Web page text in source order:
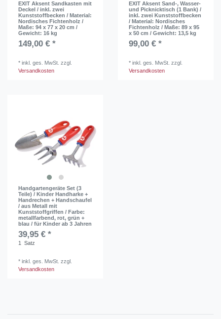
EXIT Aksent Sandkasten mit
Deckel / inkl. zwei
Kunststoffbecken / Material:
Nordisches Fichtenholz /
Maße: 94 x 77 x 20 cm /
Gewicht: 16 kg
149,00 € *
*inkl. ges. MwSt. zzgl.
Versandkosten
EXIT Aksent Sand-, Wasser-
und Picknicktisch (1 Bank) /
inkl. zwei Kunststoffbecken
/ Material: Nordisches
Fichtenholz / Maße: 89 x 95
x 50 cm / Gewicht: 13,5 kg
99,00 € *
*inkl. ges. MwSt. zzgl.
Versandkosten
Handgartengeräte Set (3
Teile) / Kinder Handharke +
Handrechen + Handschaufel
/ aus Metall mit
Kunststoffgriffen / Farbe:
metallfarbend, rot, grün +
blau / für Kinder ab 3 Jahren
39,95 € *
1 Satz
*inkl. ges. MwSt. zzgl.
Versandkosten